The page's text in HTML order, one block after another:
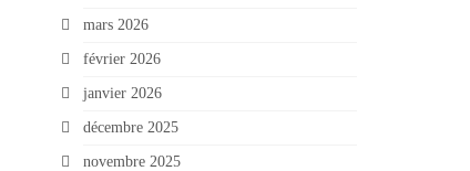
mars 2026
février 2026
janvier 2026
décembre 2025
novembre 2025